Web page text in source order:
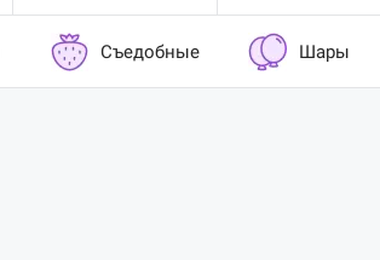
Съедобные Шары